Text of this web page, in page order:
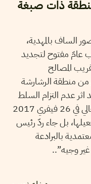
ذات صبغة
الساف بالمهدية،
2017، في إضراب عامّ مفتوح لتجديد
المصالح
من منطقة الرشارشة
عدم التزام السلط
الجهوية والمركزية بالاتفاق المبرم مع الأهالي في 26 فيفري 2017
بل جاء ردّ رئيس
بالبرادعة
وجيه”..